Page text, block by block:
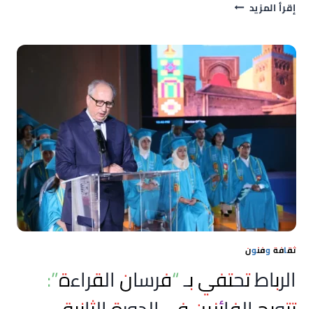
إقرأ المزيد لأول
باسم
يوسف
يختتم
جولته
العالمية
بـ”الوحش
الأوسط”
في
المسرح
الملكي
بالرباط
ثقافة وفنون
الرباط تحتفي بـ “فرسان القراءة”: